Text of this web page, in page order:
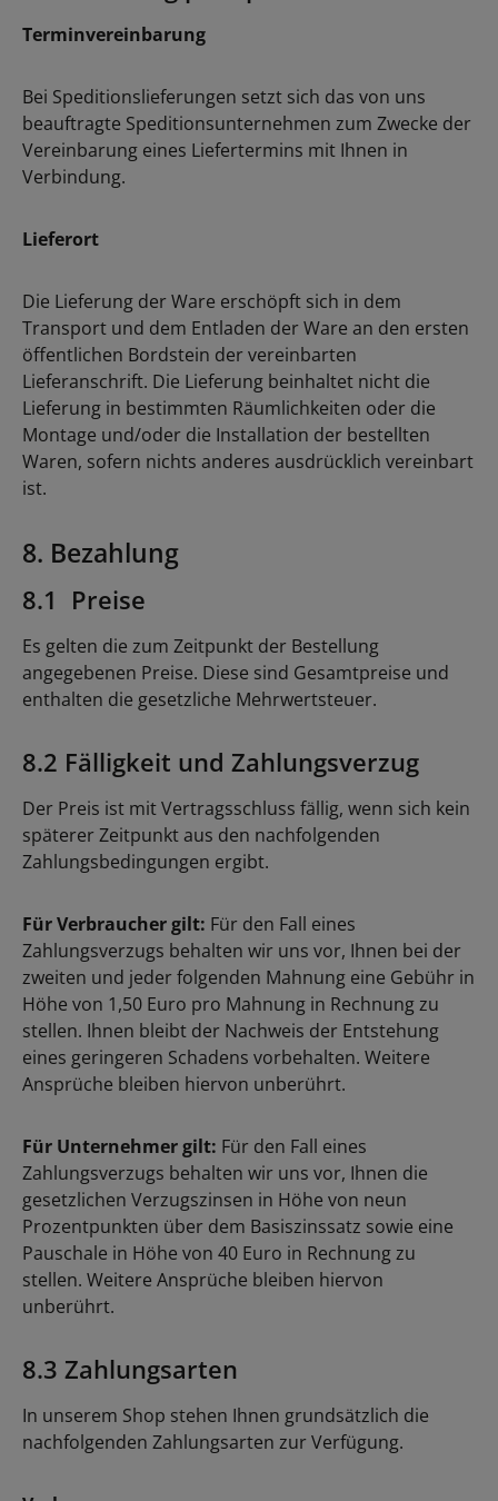
Terminvereinbarung
Bei Speditionslieferungen setzt sich das von uns
beauftragte Speditionsunternehmen zum Zwecke der
Vereinbarung eines Liefertermins mit Ihnen in
Verbindung.
Lieferort
Die Lieferung der Ware erschöpft sich in dem
Transport und dem Entladen der Ware an den ersten
öffentlichen Bordstein der vereinbarten
Lieferanschrift. Die Lieferung beinhaltet nicht die
Lieferung in bestimmten Räumlichkeiten oder die
Montage und/oder die Installation der bestellten
Waren, sofern nichts anderes ausdrücklich vereinbart
ist.
8. Bezahlung
8.1 Preise
Es gelten die zum Zeitpunkt der Bestellung
angegebenen Preise. Diese sind Gesamtpreise und
enthalten die gesetzliche Mehrwertsteuer.
8.2 Fälligkeit und Zahlungsverzug
Der Preis ist mit Vertragsschluss fällig, wenn sich kein
späterer Zeitpunkt aus den nachfolgenden
Zahlungsbedingungen ergibt.
Für Verbraucher gilt: Für den Fall eines
Zahlungsverzugs behalten wir uns vor, Ihnen bei der
zweiten und jeder folgenden Mahnung eine Gebühr in
Höhe von 1,50 Euro pro Mahnung in Rechnung zu
stellen. Ihnen bleibt der Nachweis der Entstehung
eines geringeren Schadens vorbehalten. Weitere
Ansprüche bleiben hiervon unberührt.
Für Unternehmer gilt: Für den Fall eines
Zahlungsverzugs behalten wir uns vor, Ihnen die
gesetzlichen Verzugszinsen in Höhe von neun
Prozentpunkten über dem Basiszinssatz sowie eine
Pauschale in Höhe von 40 Euro in Rechnung zu
stellen. Weitere Ansprüche bleiben hiervon
unberührt.
8.3 Zahlungsarten
In unserem Shop stehen Ihnen grundsätzlich die
nachfolgenden Zahlungsarten zur Verfügung.